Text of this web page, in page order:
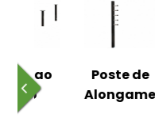
Poste de
Alongamentos